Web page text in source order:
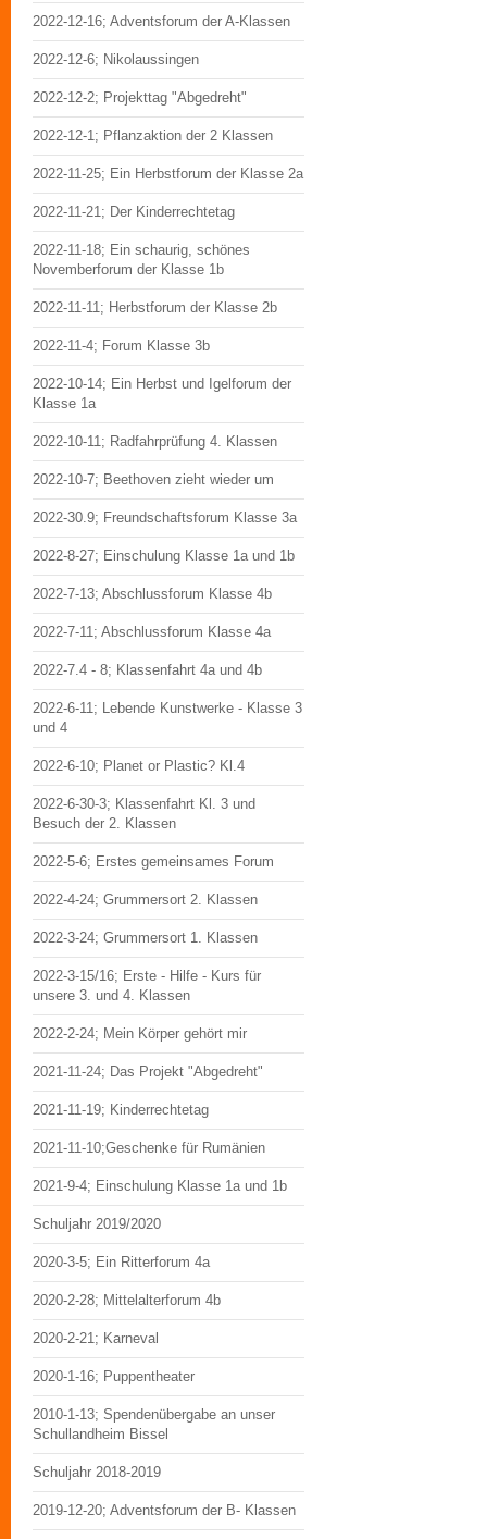
2022-12-16; Adventsforum der A-Klassen
2022-12-6; Nikolaussingen
2022-12-2; Projekttag "Abgedreht"
2022-12-1; Pflanzaktion der 2 Klassen
2022-11-25; Ein Herbstforum der Klasse 2a
2022-11-21; Der Kinderrechtetag
2022-11-18; Ein schaurig, schönes
Novemberforum der Klasse 1b
2022-11-11; Herbstforum der Klasse 2b
2022-11-4; Forum Klasse 3b
2022-10-14; Ein Herbst und Igelforum der
Klasse 1a
2022-10-11; Radfahrprüfung 4. Klassen
2022-10-7; Beethoven zieht wieder um
2022-30.9; Freundschaftsforum Klasse 3a
2022-8-27; Einschulung Klasse 1a und 1b
2022-7-13; Abschlussforum Klasse 4b
2022-7-11; Abschlussforum Klasse 4a
2022-7.4 - 8; Klassenfahrt 4a und 4b
2022-6-11; Lebende Kunstwerke - Klasse 3
und 4
2022-6-10; Planet or Plastic? Kl.4
2022-6-30-3; Klassenfahrt Kl. 3 und
Besuch der 2. Klassen
2022-5-6; Erstes gemeinsames Forum
2022-4-24; Grummersort 2. Klassen
2022-3-24; Grummersort 1. Klassen
2022-3-15/16; Erste - Hilfe - Kurs für
unsere 3. und 4. Klassen
2022-2-24; Mein Körper gehört mir
2021-11-24; Das Projekt "Abgedreht"
2021-11-19; Kinderrechtetag
2021-11-10;Geschenke für Rumänien
2021-9-4; Einschulung Klasse 1a und 1b
Schuljahr 2019/2020
2020-3-5; Ein Ritterforum 4a
2020-2-28; Mittelalterforum 4b
2020-2-21; Karneval
2020-1-16; Puppentheater
2010-1-13; Spendenübergabe an unser
Schullandheim Bissel
Schuljahr 2018-2019
2019-12-20; Adventsforum der B- Klassen